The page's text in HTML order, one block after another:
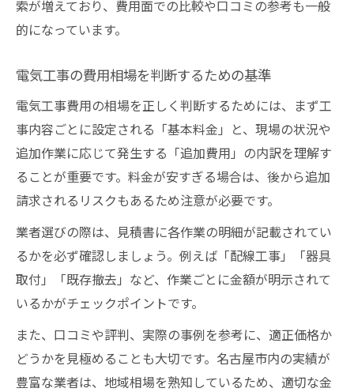
索が増えており、費用面での比較や口コミの参考も一般
的になっています。
電気工事の費用相場を判断するための基準
電気工事費用の相場を正しく判断するためには、まず工
事内容ごとに設定される「基本料金」と、現場の状況や
追加作業に応じて発生する「追加費用」の内訳を理解す
ることが重要です。料金が安すぎる場合は、後から追加
請求されるリスクもあるため注意が必要です。
業者選びの際は、見積書に各作業の明細が記載されてい
るかを必ず確認しましょう。例えば「配線工事」「器具
取付」「既存撤去」など、作業ごとに金額が明示されて
いるかがチェックポイントです。
また、口コミや評判、実際の事例を参考に、適正価格か
どうかを見極めることも大切です。名古屋市内の実績が
豊富な業者は、地域相場を熟知しているため、適切な金